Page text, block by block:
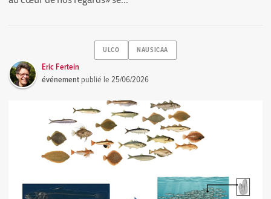
ULCO NAUSICAA
Eric Fertein
événement publié le25/06/2026